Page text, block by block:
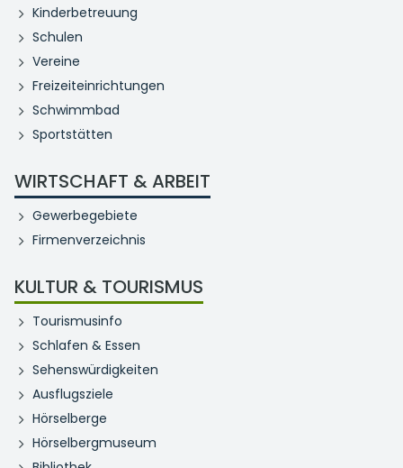
Kinderbetreuung
Schulen
Vereine
Freizeiteinrichtungen
Schwimmbad
Sportstätten
WIRTSCHAFT & ARBEIT
Gewerbegebiete
Firmenverzeichnis
KULTUR & TOURISMUS
Tourismusinfo
Schlafen & Essen
Sehenswürdigkeiten
Ausflugsziele
Hörselberge
Hörselbergmuseum